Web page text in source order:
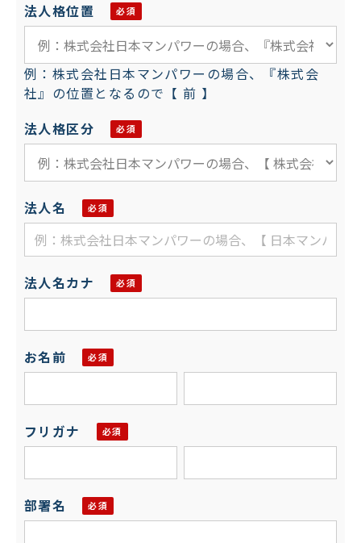
法人格位置
例：株式会社日本マンパワーの場合、『株式会
社』の位置となるので【 前 】
法人格区分
法人名
法人名カナ
お名前
フリガナ
部署名